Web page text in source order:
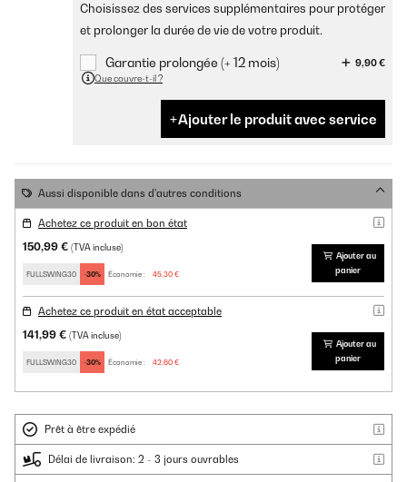
Choisissez des services supplémentaires pour protéger
et prolonger la durée de vie de votre produit.
Garantie prolongée (+ 12 mois)
9,90 €
Que couvre-t-il ?
Ajouter le produit avec service
Aussi disponible dans d'autres conditions
Achetez ce produit en bon état
150,99 € (TVA incluse)
FULLSWING30 -30% Économie : 45,30 €
Ajouter au
panier
Achetez ce produit en état acceptable
141,99 € (TVA incluse)
FULLSWING30 -30% Économie : 42,60 €
Ajouter au
panier
Prêt à être expédié
Délai de livraison: 2 - 3 jours ouvrables